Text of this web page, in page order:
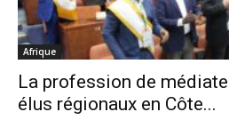
Afrique
La profession de
élus régionaux en Côte...